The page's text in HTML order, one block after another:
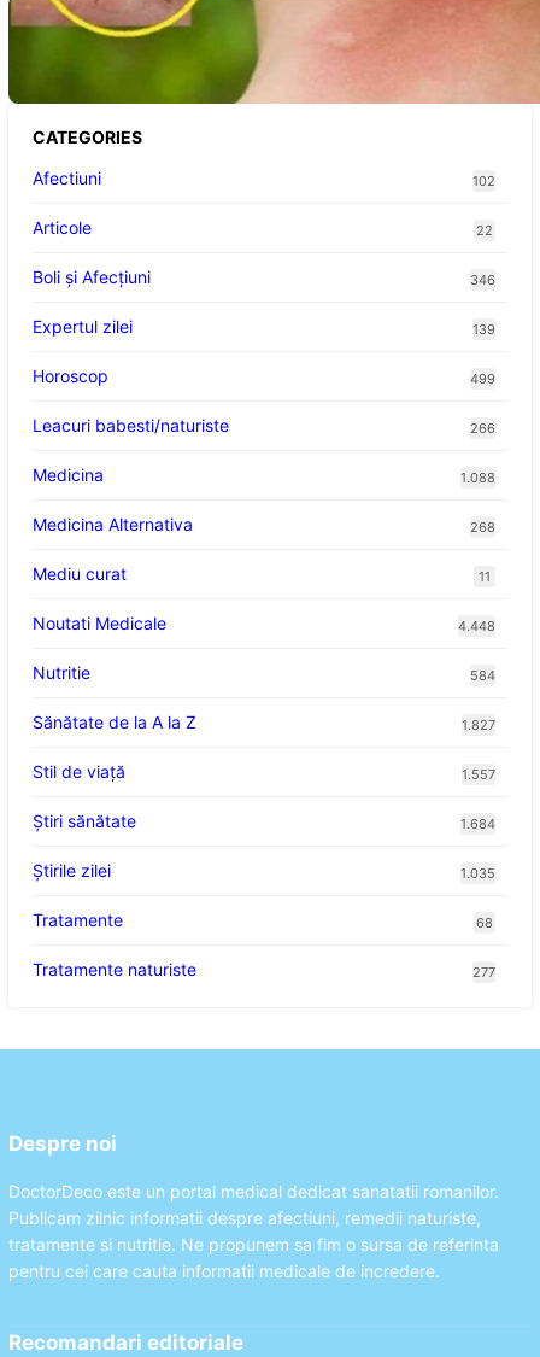
Cum bacteriile pielii influențează atracția
țânțarilor: O nouă viziune asupra alegerii
CATEGORIES
Afectiuni
102
Articole 22
Boli și Afecțiuni 346
Expertul zilei 139
Horoscop 499
Leacuri babesti/naturiste 266
Medicina 1.088
Medicina Alternativa 268
Mediu curat 11
Noutati Medicale 4.448
Nutritie 584
Sănătate de la A la Z 1.827
Stil de viaţă 1.557
Ştiri sănătate 1.684
Știrile zilei 1.035
Tratamente 68
Tratamente naturiste 277
Despre noi
DoctorDeco este un portal medical dedicat sanatatii romanilor.
Publicam zilnic informatii despre afectiuni, remedii naturiste,
tratamente si nutritie. Ne propunem sa fim o sursa de referinta
pentru cei care cauta informatii medicale de incredere.
Recomandari editoriale